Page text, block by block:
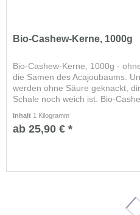
Bio-Cashew-Kerne, 1000g
Bio-Cashew-Kerne, 1000g -
die Samen des Acajoubaums.
werden ohne Säure geknackt,
Schale noch weich ist. Bio-
Inhalt 1 Kilogramm
ab 25,90 € *